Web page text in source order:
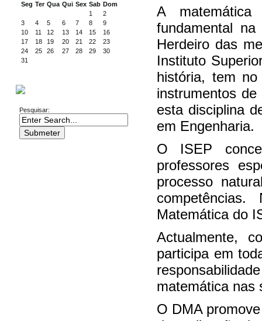
Seg Ter Qua Qui Sex Sab Dom
1
2
3
4 5 6 7 8
9
10
11 12 13 14 15
16
17
18 19 20 21 22
23
24
25 26 27 28 29
30
31
Pesquisar:
A matemática
fundamental
Herdeiro das
Instituto
história, tem
instrumentos
esta disciplina
em Engenharia.
O ISEP
professores
processo
Matemática do
Actualmente,
participa em
matemática nas
O DMA